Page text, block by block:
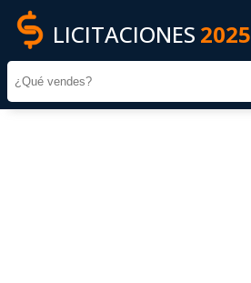
LICITACIONES 2025